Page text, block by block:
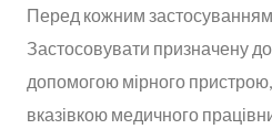
Перед кожним застосуванням
Застосовувати призначену
допомогою мірного
вказівкою медичного